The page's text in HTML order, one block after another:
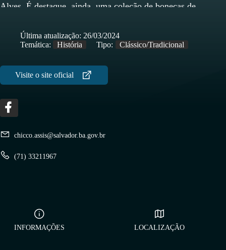
chicco.assis@salvador.ba.gov.br
(71) 33211967
Alves. É destaque, ainda, uma coleção de bonecas de
Culturais Equipamentos Culturais Museus
Equipamentos Culturais Museus Museu Público
Última atualização: 26/03/2024
Temática:
História Tipo: Clássico/Tradicional
INFORMAÇÕES LOCALIZAÇÃO